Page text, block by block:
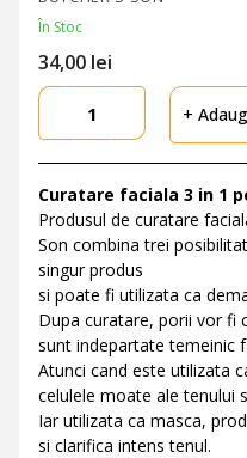
În Stoc
34,00 lei
+
Curatare faciala 3 in 1
Produsul de curatare
Son combina trei
singur produs
si poate fi utilizata ca
Dupa curatare, porii vor fi
sunt indepartate temeinic
Atunci cand este utilizata
celulele moate ale tenului
Iar utilizata ca masca,
si clarifica intens tenul.